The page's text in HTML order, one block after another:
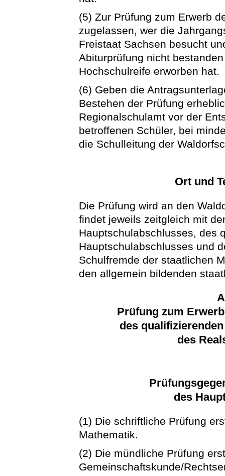
(5) Zur Prüfung zum Erwerb
zugelassen, wer die
Freistaat Sachsen besucht
Abiturprüfung nicht
Hochschulreife erworben hat.
(6) Geben die
Bestehen der Prüfung
Regionalschulamt vor der
betroffenen Schüler, bei
die Schulleitung der
Ort und
Die Prüfung wird an den
findet jeweils zeitgleich mit
Hauptschulabschlusses, des
Hauptschulabschlusses und
Schulfremde der staatlichen
den allgemein bildenden
Prüfung zum
des
des
des
(1) Die schriftliche Prüfung
Mathematik.
(2) Die mündliche Prüfung
Gemeinschaftskunde/